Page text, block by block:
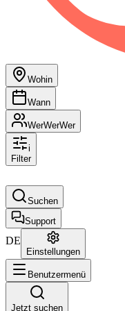
Wohin
Wann
WerWerWer
i
Filter
Suchen
Support
DE
Einstellungen
Benutzermenü
Jetzt suchen